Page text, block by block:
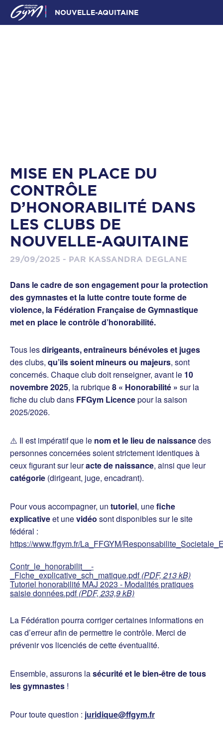
NOUVELLE-AQUITAINE
MISE EN PLACE DU
CONTRÔLE
D’HONORABILITÉ DANS
LES CLUBS DE
NOUVELLE-AQUITAINE
29/09/2025 - PAR KASSANDRA DEGLANE
Dans le cadre de son engagement pour la protection
des gymnastes et la lutte contre toute forme de
violence, la Fédération Française de Gymnastique
met en place lecontrôle d’honorabilité.
Tous lesdirigeants, entraîneurs bénévoles et juges
des clubs, qu’ils soient mineurs ou majeurs, sont
concernés. Chaque club doit renseigner, avant le 10
novembre 2025, la rubrique8 « Honorabilité » sur la
fiche du club dans FFGym Licencepour la saison
2025/2026.
⚠️ Il est impératif que le nom et le lieu de naissancedes
personnes concernées soient strictement identiques à
ceux figurant sur leuracte de naissance, ainsi que leur
catégorie (dirigeant, juge, encadrant).
Pour vous accompagner, un tutoriel, unefiche
explicativeet unevidéo sont disponibles sur le site
fédéral :
https://www.ffgym.fr/La_FFGYM/
Contr_le_honorabilit__-
_Fiche_explicative_sch_matique.pdf(PDF, 213 kB)
Tutoriel honorabilité MAJ 2023 - Modalités pratiques
saisie données.pdf(PDF, 233,9 kB)
La Fédération pourra corriger certaines informations en
cas d’erreur afin de permettre le contrôle. Merci de
prévenir vos licenciés de cette éventualité.
Ensemble, assurons lasécurité et le bien-être de tous
les gymnastes !
Pour toute question : juridique@ffgym.fr